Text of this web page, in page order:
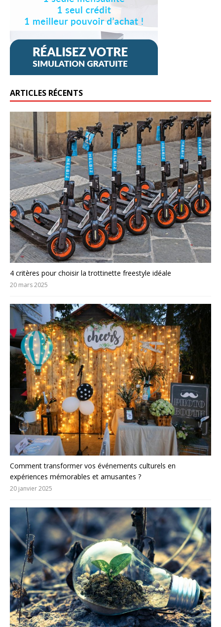
ARTICLES RÉCENTS
4 critères pour choisir la trottinette freestyle idéale
20 mars 2025
Comment transformer vos événements culturels en
expériences mémorables et amusantes ?
20 janvier 2025